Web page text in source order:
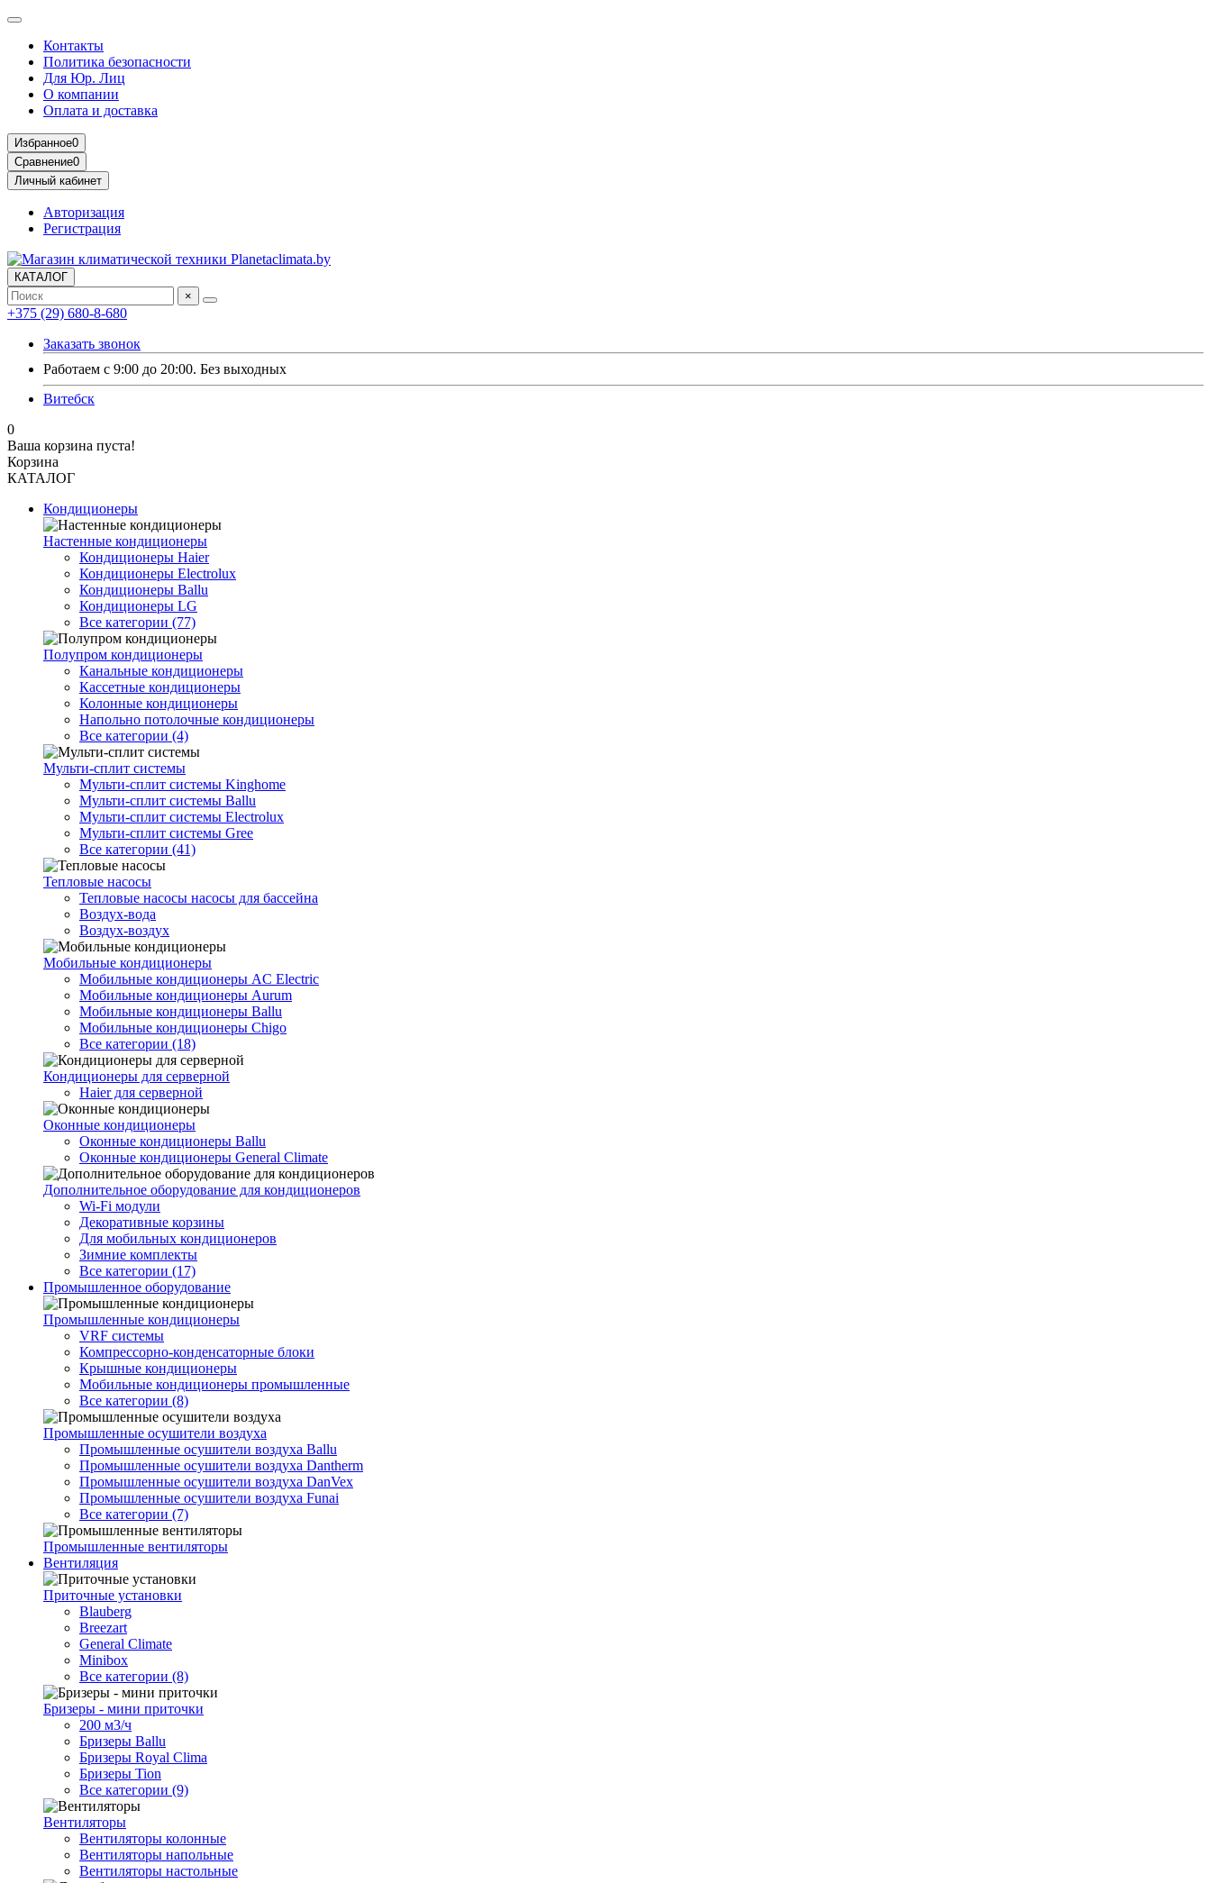
Контакты
Политика безопасности
Для Юр. Лиц
О компании
Оплата и доставка
Избранное0
Сравнение0
Личный кабинет
Авторизация
Регистрация
КАТАЛОГ
×
+375 (29) 680-8-680
Заказать звонок
Работаем с 9:00 до 20:00. Без выходных
Витебск
0
Ваша корзина пуста!
Корзина
КАТАЛОГ
Кондиционеры
Настенные кондиционеры
Кондиционеры Haier
Кондиционеры Electrolux
Кондиционеры Ballu
Кондиционеры LG
Все категории (77)
Полупром кондиционеры
Канальные кондиционеры
Кассетные кондиционеры
Колонные кондиционеры
Напольно потолочные кондиционеры
Все категории (4)
Мульти-сплит системы
Мульти-сплит системы Kinghome
Мульти-сплит системы Ballu
Мульти-сплит системы Electrolux
Мульти-сплит системы Gree
Все категории (41)
Тепловые насосы
Тепловые насосы насосы для бассейна
Воздух-вода
Воздух-воздух
Мобильные кондиционеры
Мобильные кондиционеры AC Electric
Мобильные кондиционеры Aurum
Мобильные кондиционеры Ballu
Мобильные кондиционеры Chigo
Все категории (18)
Кондиционеры для серверной
Haier для серверной
Оконные кондиционеры
Оконные кондиционеры Ballu
Оконные кондиционеры General Climate
Дополнительное оборудование для кондиционеров
Wi-Fi модули
Декоративные корзины
Для мобильных кондиционеров
Зимние комплекты
Все категории (17)
Промышленное оборудование
Промышленные кондиционеры
VRF системы
Компрессорно-конденсаторные блоки
Крышные кондиционеры
Мобильные кондиционеры промышленные
Все категории (8)
Промышленные осушители воздуха
Промышленные осушители воздуха Ballu
Промышленные осушители воздуха Dantherm
Промышленные осушители воздуха DanVex
Промышленные осушители воздуха Funai
Все категории (7)
Промышленные вентиляторы
Вентиляция
Приточные установки
Blauberg
Breezart
General Climate
Minibox
Все категории (8)
Бризеры - мини приточки
200 м3/ч
Бризеры Ballu
Бризеры Royal Clima
Бризеры Tion
Все категории (9)
Вентиляторы
Вентиляторы колонные
Вентиляторы напольные
Вентиляторы настольные